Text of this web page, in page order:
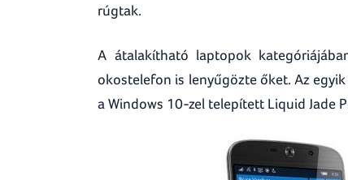
rúgtak.
A átalakítható laptopok
okostelefon is lenyűgözte őket. Az
a Windows 10-zel telepített Liquid Jade